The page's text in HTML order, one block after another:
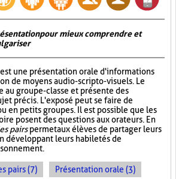
pour mieux comprendre et
une présentation orale d'informations
de moyens audio-scripto-visuels. Le
au groupe-classe et présente des
précis. L'exposé peut se faire de
en petits groupes. Il est possible que les
posent des questions aux orateurs. En
pairspermet aux élèves de partager leurs
développant leurs habiletés de
pairs (7) Présentation orale (3)